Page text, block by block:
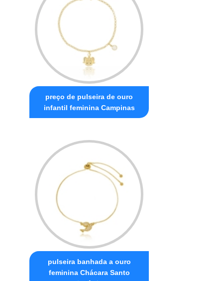
preço de pulseira de ouro
infantil feminina Campinas
pulseira banhada a ouro
feminina Chácara Santo